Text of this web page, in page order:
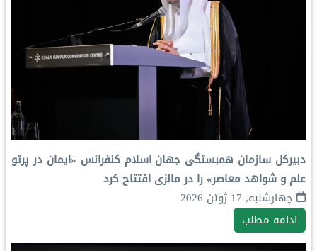
دبیرکل سازمان همبستگی جهان اسلام کنفرانس «ایمان در پرتو
علم و شواهد معاصر» را در مالزی افتتاح کرد
چهارشنبه, 17 ژوئن 2026
ادامه مطلب